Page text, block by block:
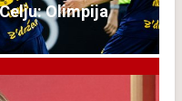
Olimpija